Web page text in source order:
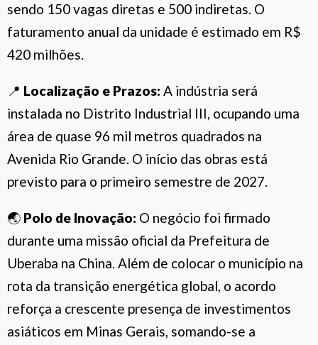
sendo 150 vagas diretas e 500 indiretas. O
faturamento anual da unidade é estimado em R$
420 milhões.
📍 Localização e Prazos: A indústria será
instalada no Distrito Industrial III, ocupando uma
área de quase 96 mil metros quadrados na
Avenida Rio Grande. O início das obras está
previsto para o primeiro semestre de 2027.
🌏 Polo de Inovação: O negócio foi firmado
durante uma missão oficial da Prefeitura de
Uberaba na China. Além de colocar o município na
rota da transição energética global, o acordo
reforça a crescente presença de investimentos
asiáticos em Minas Gerais, somando-se a